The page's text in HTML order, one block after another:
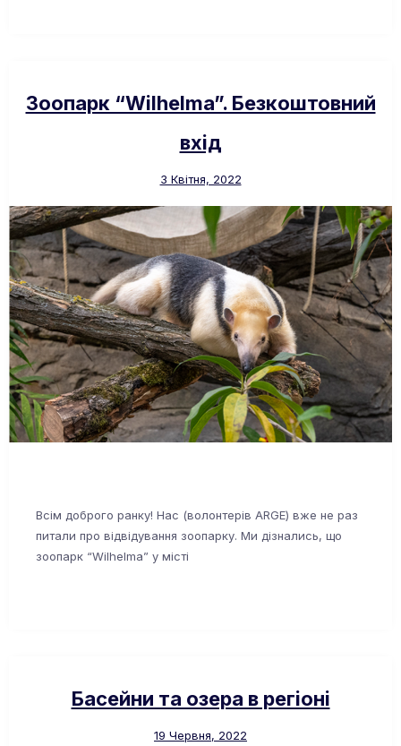
Зоопарк “Wilhelma”. Безкоштовний
вхід
3 Квітня, 2022
Всім доброго ранку! Нас (волонтерів ARGE) вже не раз
питали про відвідування зоопарку. Ми дізнались, що
зоопарк “Wilhelma” у місті
Басейни та озера в регіоні
19 Червня, 2022